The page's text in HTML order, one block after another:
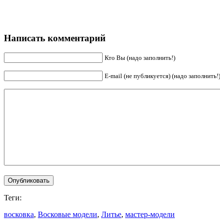
Написать комментарий
Кто Вы (надо заполнить!)
E-mail (не публикуется) (надо заполнить!)
Теги:
восковка, Восковые модели, Литье, мастер-модели